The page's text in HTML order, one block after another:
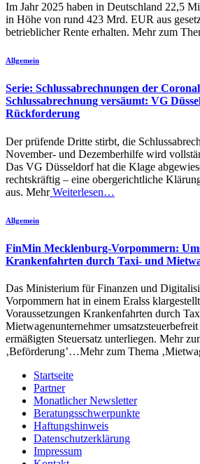
Im Jahr 2025 haben in Deutschland 22,5
in Höhe von rund 423 Mrd. EUR aus
betrieblicher Rente erhalten. Mehr zum
Allgemein
Serie: Schlussabrechnungen der
Schlussabrechnung versäumt: VG
Rückforderung
Der prüfende Dritte stirbt, die
November- und Dezemberhilfe wird
Das VG Düsseldorf hat die Klage
rechtskräftig – eine obergerichtliche
aus. MehrWeiterlesen…
Allgemein
FinMin Mecklenburg-Vorpommern:
Krankenfahrten durch Taxi- und
Das Ministerium für Finanzen und
Vorpommern hat in einem Eralss
Voraussetzungen Krankenfahrten durch
Mietwagenunternehmer
ermäßigten Steuersatz unterliegen. Mehr
‚Beförderung’…Mehr zum Thema
Startseite
Partner
Monatlicher Newsletter
Beratungsschwerpunkte
Haftungshinweis
Datenschutzerklärung
Impressum